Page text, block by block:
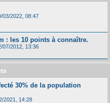
03/2022, 08:47
: les 10 points à connaître.
07/2012, 13:36
30% de la population
2021, 14:28